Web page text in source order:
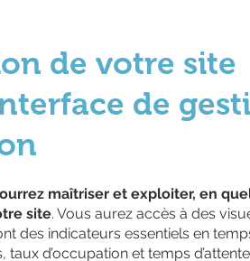
de votre site
de
maîtriser et exploiter, en
site. Vous aurez accès à des
des indicateurs essentiels en
d’occupation et temps